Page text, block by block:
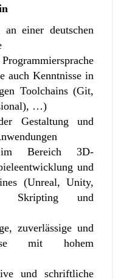
einer deutschen
auch Kenntnisse in
Toolchains (Git,
…)
Gestaltung und
Bereich 3D-
und
(Unreal, Unity,
Skripting und
zuverlässige und
mit hohem
und schriftliche